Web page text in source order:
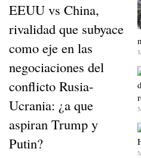
EEUU vs China,
rivalidad que subyace
como eje en las
negociaciones del
conflicto Rusia-
Ucrania: ¿a que
aspiran Trump y
Putin?